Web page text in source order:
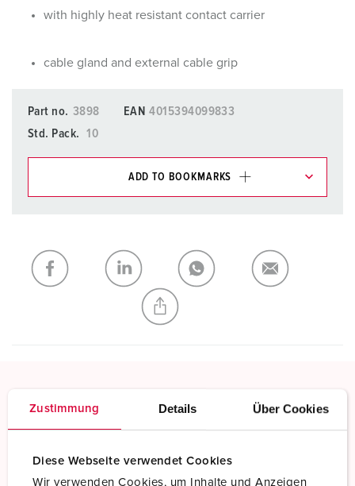
Zustimmung Details Über Cookies
Diese Webseite verwendet Cookies
Wir verwenden Cookies, um Inhalte und Anzeigen
with highly heat resistant contact carrier
cable gland and external cable grip
Part no. 3898 EAN 4015394099833
Std. Pack.
10
ADD TO BOOKMARKS
My list ADD
CREATE A NEW LIST
Screw terminals
Standard screw terminals
Read more